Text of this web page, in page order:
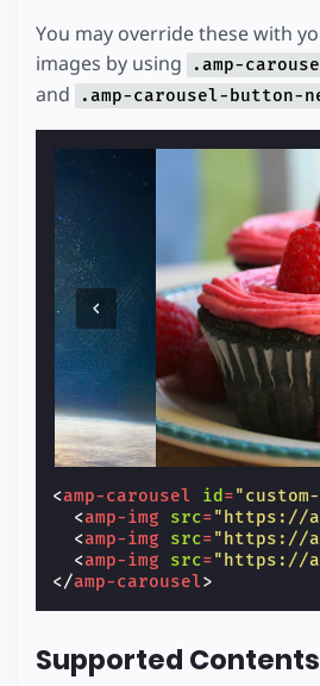
You may override these with
images by using
.amp-
and .amp-carousel-button-
<amp-carousel id =
<amp-img src="https://
<amp-img src="https://
<amp-img src="https://
</amp-carousel>
Supported Contents